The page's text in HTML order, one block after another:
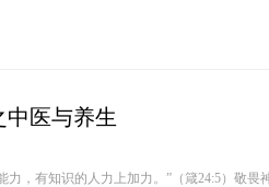
中医与养生
，有知识的人力上加力。”（箴24:5）敬畏